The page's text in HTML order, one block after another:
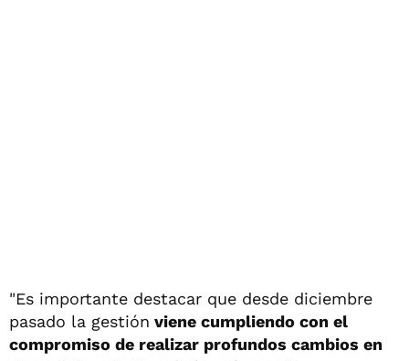
"Es importante destacar que desde diciembre
pasado la gestión viene cumpliendo con el
compromiso de realizar profundos cambios en